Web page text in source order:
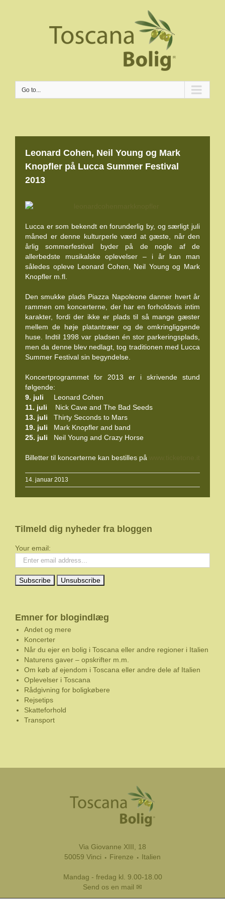
Go to...
Leonard Cohen, Neil Young og Mark
Knopfler på Lucca Summer Festival
2013
Lucca er som bekendt en forunderlig by, og særligt juli
måned er denne kulturperle værd at gæste, når den
årlig sommerfestival byder på de nogle af de
allerbedste musikalske oplevelser – i år kan man
således opleve Leonard Cohen, Neil Young og Mark
Knopfler m.fl.
Den smukke plads Piazza Napoleone danner hvert år
rammen om koncerterne, der har en forholdsvis intim
karakter, fordi der ikke er plads til så mange gæster
mellem de høje platantræer og de omkringliggende
huse. Indtil 1998 var pladsen én stor parkeringsplads,
men da denne blev nedlagt, tog traditionen med Lucca
Summer Festival sin begyndelse.
Koncertprogrammet for 2013 er i skrivende stund
følgende:
9. juli Leonard Cohen
11. juli Nick Cave and The Bad Seeds
13. juli Thirty Seconds to Mars
19. juli Mark Knopfler and band
25. juli Neil Young and Crazy Horse
Billetter til koncerterne kan bestilles på
14. januar 2013
Tilmeld dig nyheder fra bloggen
Your email:
Emner for blogindlæg
Andet og mere
Koncerter
Når du ejer en bolig i Toscana eller andre regioner i Italien
Naturens gaver – opskrifter m.m.
Om køb af ejendom i Toscana eller andre dele af Italien
Oplevelser i Toscana
Rådgivning for boligkøbere
Rejsetips
Skatteforhold
Transport
Via Giovanne XIII, 18
50059 Vinci ⬩ Firenze ⬩ Italien
Mandag - fredag kl. 9.00-18.00
Send os en mail ✉